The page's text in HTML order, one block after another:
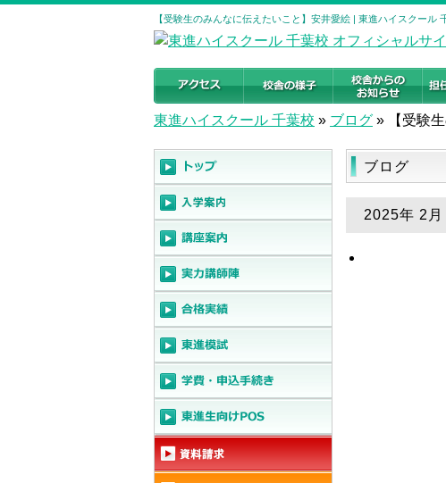
【受験生のみんなに伝えたいこと】安井愛絵 | 東進ハイスクール
東進ハイスクール 千葉校 » ブログ » 【受験
ブログ
2025年 2